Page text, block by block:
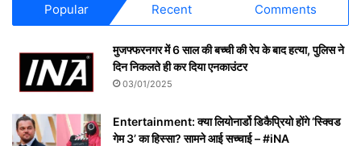
Popular Recent Comments
मुजफ्फरनगर में 6 साल की बच्ची की रेप के बाद हत्या, पुलिस ने
दिन निकलते ही कर दिया एनकाउंटर
03/01/2025
Entertainment: क्या लियोनार्डो डिकैप्रियो होंगे ‘स्क्विड
गेम 3’ का हिस्सा? सामने आई सच्चाई – #iNA